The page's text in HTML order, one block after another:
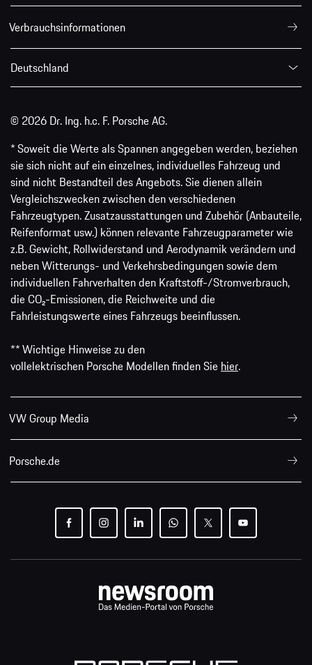
Verbrauchsinformationen
Deutschland
© 2026 Dr. Ing. h.c. F. Porsche AG.
* Soweit die Werte als Spannen angegeben werden, beziehen
sie sich nicht auf ein einzelnes, individuelles Fahrzeug und
sind nicht Bestandteil des Angebots. Sie dienen allein
Vergleichszwecken zwischen den verschiedenen
Fahrzeugtypen. Zusatzausstattungen und Zubehör (Anbauteile,
Reifenformat usw.) können relevante Fahrzeugparameter wie
z.B. Gewicht, Rollwiderstand und Aerodynamik verändern und
neben Witterungs- und Verkehrsbedingungen sowie dem
individuellen Fahrverhalten den Kraftstoff-/Stromverbrauch,
die CO₂-Emissionen, die Reichweite und die
Fahrleistungswerte eines Fahrzeugs beeinflussen.
** Wichtige Hinweise zu den
vollelektrischen Porsche Modellen finden Sie hier.
VW Group Media
Porsche.de